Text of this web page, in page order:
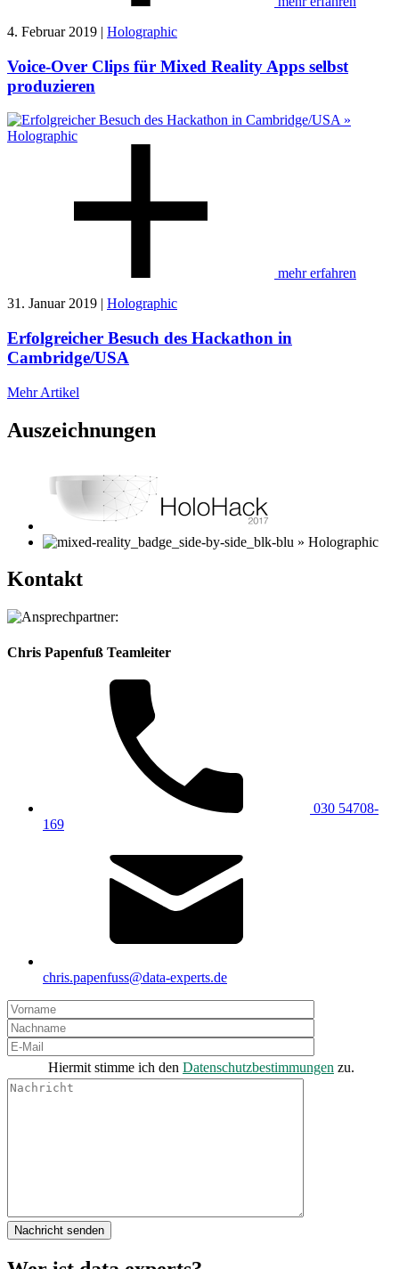
4. Februar 2019 | Holographic
Voice-Over Clips für Mixed Reality Apps selbst
produzieren
mehr erfahren
31. Januar 2019 | Holographic
Erfolgreicher Besuch des Hackathon in
Cambridge/USA
Mehr Artikel
Auszeichnungen
Kontakt
Chris Papenfuß Teamleiter
030 54708-
169
chris.papenfuss@data-experts.de
Hiermit stimme ich den Datenschutzbestimmungen zu.